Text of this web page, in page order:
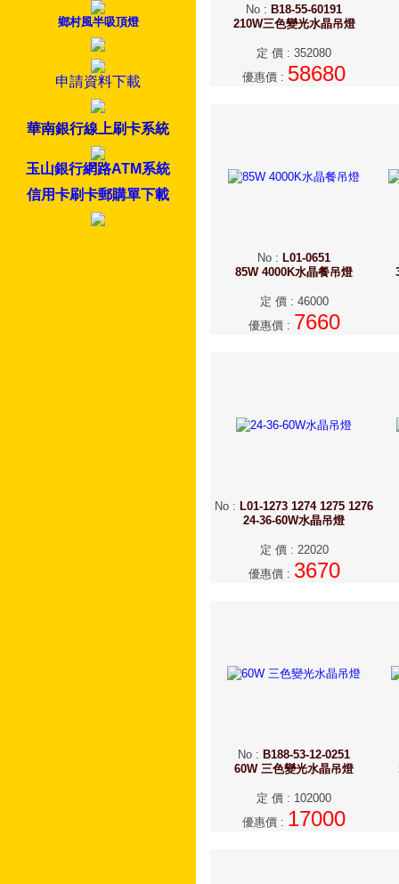
鄉村風半吸頂燈
申請資料下載
華南銀行線上刷卡系統
玉山銀行網路ATM系統
信用卡刷卡郵購單下載
No : B18-55-60191
210W三色變光水晶吊燈
定 價 : 352080
優惠價 : 58680
No : L01-0651
85W 4000K水晶餐吊燈
定 價: 46000
優惠價: 7660
No : L01-1273 1274 1275 1276
24-36-60W水晶吊燈
定 價: 22020
優惠價: 3670
No : B188-53-12-0251
60W 三色變光水晶吊燈
定 價 : 102000
優惠價 : 17000